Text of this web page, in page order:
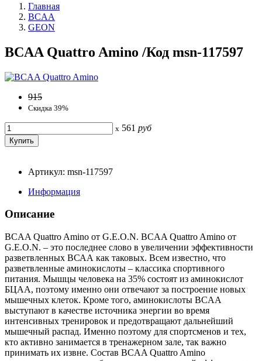
Главная
BCAA
GEON
BCAA Quattro Amino /Код msn-117597
915
Скидка 39%
x 561 руб
Артикул: msn-117597
Информация
Описание
BCAA Quattro Amino от G.E.O.N. BCAA Quattro Amino от
G.E.O.N. – это последнее слово в увеличении эффективности
разветвленных ВСАА как таковых. Всем известно, что
разветвленные аминокислоты – классика спортивного
питания. Мышцы человека на 35% состоят из аминокислот
БЦАА, поэтому именно они отвечают за построение новых
мышечных клеток. Кроме того, аминокислоты BCAA
выступают в качестве источника энергии во время
интенсивных тренировок и предотвращают дальнейший
мышечный распад. Именно поэтому для спортсменов и тех,
кто активно занимается в тренажерном зале, так важно
принимать их извне. Состав BCAA Quattro Amino